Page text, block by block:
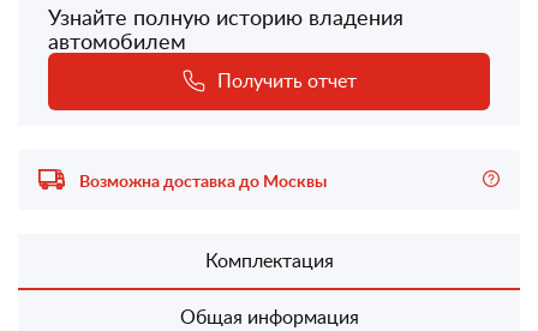
Узнайте полную историю владения
автомобилем
Получить отчет
Возможна доставка до Москвы
Комплектация
Общая информация